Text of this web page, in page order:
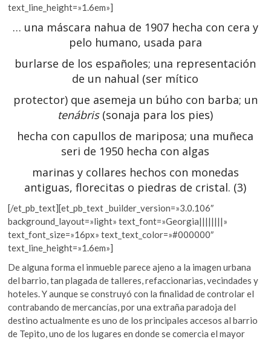
text_line_height=»1.6em»]
… una máscara nahua de 1907 hecha con cera y
pelo humano, usada para
burlarse de los españoles; una representación
de un nahual (ser mítico
protector) que asemeja un búho con barba; un
tenábris (sonaja para los pies)
hecha con capullos de mariposa; una muñeca
seri de 1950 hecha con algas
marinas y collares hechos con monedas
antiguas, florecitas o piedras de cristal. (3)
[/et_pb_text][et_pb_text _builder_version=»3.0.106″
background_layout=»light» text_font=»Georgia||||||||»
text_font_size=»16px» text_text_color=»#000000″
text_line_height=»1.6em»]
De alguna forma el inmueble parece ajeno a la imagen urbana
del barrio, tan plagada de talleres, refaccionarias, vecindades y
hoteles. Y aunque se construyó con la finalidad de controlar el
contrabando de mercancías, por una extraña paradoja del
destino actualmente es uno de los principales accesos al barrio
de Tepito, uno de los lugares en donde se comercia el mayor